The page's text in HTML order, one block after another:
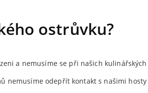
ostrůvku?
a nemusíme se při našich
nemusíme odepřít kontakt s našimi